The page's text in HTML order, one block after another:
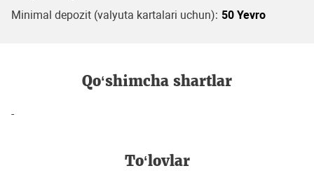
Minimal depozit (valyuta kartalari uchun): 50 Yevro
Qo‘shimcha shartlar
-
To‘lovlar